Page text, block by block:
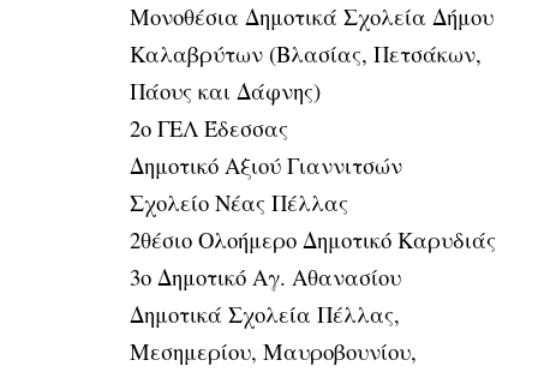
Μονοθέσια Δημοτικά Σχολεία Δήμου
Καλαβρύτων (Βλασίας, Πετσάκων,
Πάους και Δάφνης)
2ο ΓΕΛ Έδεσσας
Δημοτικό Αξιού Γιαννιτσών
Σχολείο Νέας Πέλλας
2θέσιο Ολοήμερο Δημοτικό Καρυδιάς
3ο Δημοτικό Αγ. Αθανασίου
Δημοτικά Σχολεία Πέλλας,
Μεσημερίου, Μαυροβουνίου,